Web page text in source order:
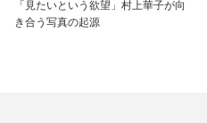
「見たいという欲望」村上華子が向
き合う写真の起源